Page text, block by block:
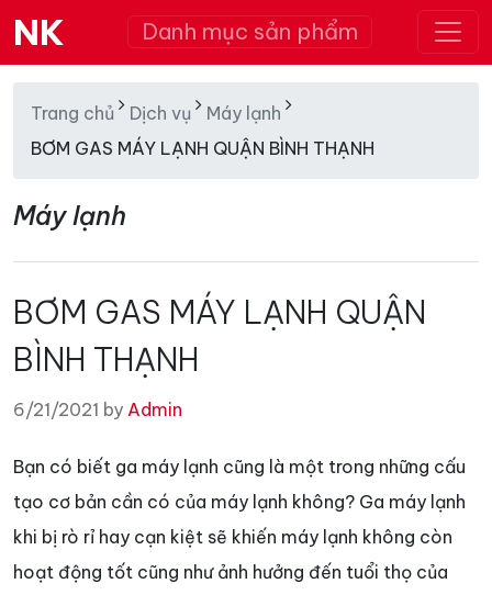
NK Danh mục sản phẩm
Trang chủ Dịch vụ
Máy lạnh
BƠM GAS MÁY LẠNH QUẬN BÌNH THẠNH
Máy lạnh
BƠM GAS MÁY LẠNH QUẬN
BÌNH THẠNH
6/21/2021 by Admin
Bạn có biết ga máy lạnh cũng là một trong những cấu
tạo cơ bản cần có của máy lạnh không? Ga máy lạnh
khi bị rò rỉ hay cạn kiệt sẽ khiến máy lạnh không còn
hoạt động tốt cũng như ảnh hưởng đến tuổi thọ của